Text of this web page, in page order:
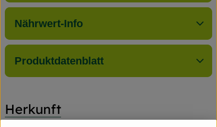
Nährwert-Info
Produktdatenblatt
Herkunft